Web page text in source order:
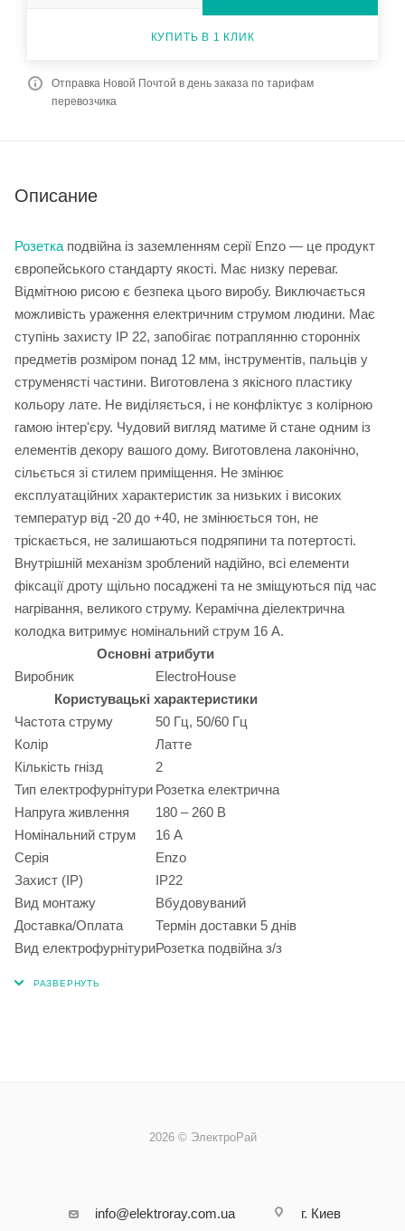
КУПИТЬ В 1 КЛИК
Отправка Новой Почтой в день заказа по тарифам
перевозчика
Описание
Розетка подвійна із заземленням серії Enzo — це продукт
європейського стандарту якості. Має низку переваг.
Відмітною рисою є безпека цього виробу. Виключається
можливість ураження електричним струмом людини. Має
ступінь захисту IP 22, запобігає потраплянню сторонніх
предметів розміром понад 12 мм, інструментів, пальців у
струменясті частини. Виготовлена з якісного пластику
кольору лате. Не виділяється, і не конфліктує з колірною
гамою інтер'єру. Чудовий вигляд матиме й стане одним із
елементів декору вашого дому. Виготовлена лаконічно,
сільється зі стилем приміщення. Не змінює
експлуатаційних характеристик за низьких і високих
температур від -20 до +40, не змінюється тон, не
тріскається, не залишаються подряпини та потертості.
Внутрішній механізм зроблений надійно, всі елементи
фіксації дроту щільно посаджені та не зміщуються під час
нагрівання, великого струму. Керамічна діелектрична
колодка витримує номінальний струм 16 А.
Основні атрибути
Виробник
ElectroHouse
Користувацькі характеристики
Частота струму
50 Гц, 50/60 Гц
Колір
Латте
Кількість гнізд
2
Тип електрофурнітури Розетка електрична
Напруга живлення
180 – 260 В
Номінальний струм
16 А
Серія
Enzo
Захист (IP)
IP22
Вид монтажу
Вбудовуваний
Доставка/Оплата
Термін доставки 5 днів
Вид електрофурнітуриРозетка подвійна з/з
2026 © ЭлектроРай
info@elektroray.com.ua г. Киев